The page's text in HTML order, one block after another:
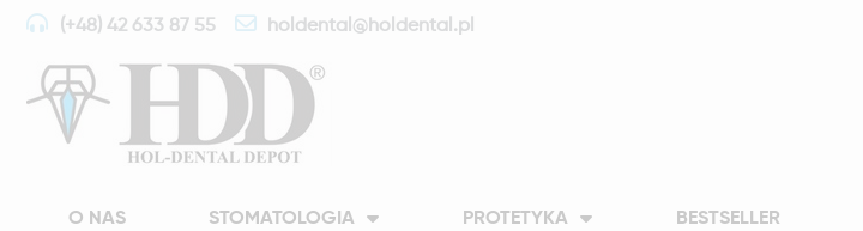
(+48) 42 633 87 55 holdental@holdental.pl
O NAS STOMATOLOGIA PROTETYKA BESTSELLER